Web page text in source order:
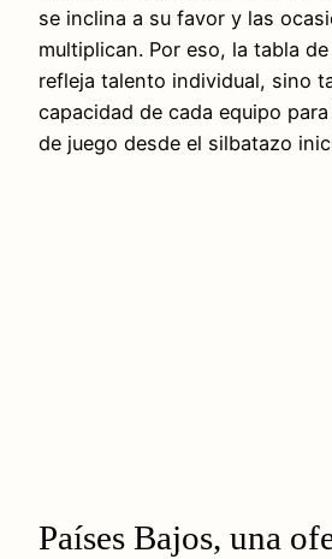
se inclina a su favor y las
multiplican. Por eso, la tabla
refleja talento individual, sino
capacidad de cada equipo
de juego desde el silbatazo
Países Bajos, una